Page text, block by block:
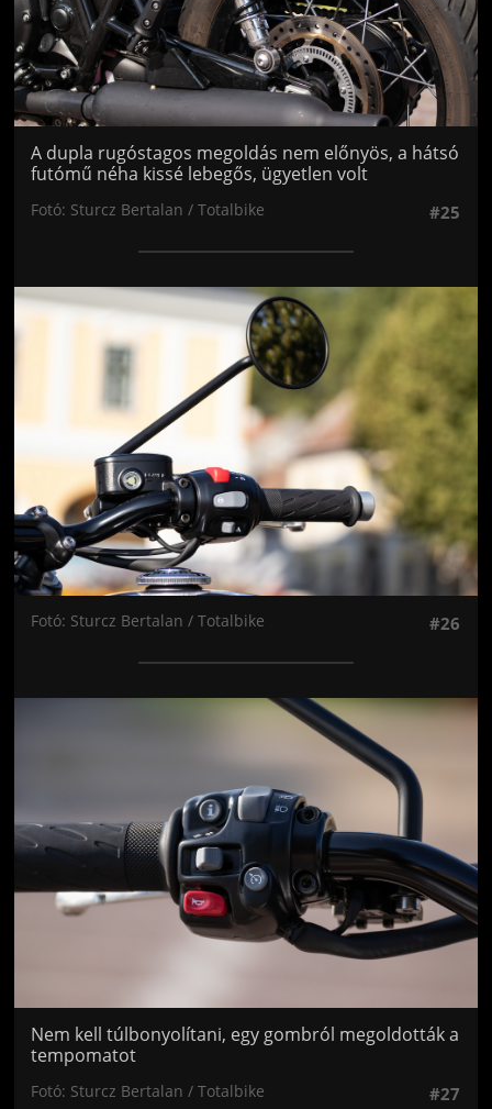
A dupla rugóstagos megoldás nem előnyös, a hátsó
futómű néha kissé lebegős, ügyetlen volt
Fotó: Sturcz Bertalan / Totalbike #25
Jön még kép!
Fotó: Sturcz Bertalan / Totalbike #26
Jön még kép!
Nem kell túlbonyolítani, egy gombról megoldották a
tempomatot
Fotó: Sturcz Bertalan / Totalbike #27